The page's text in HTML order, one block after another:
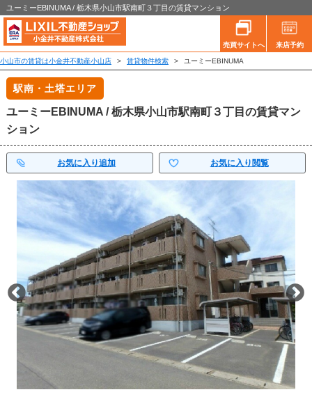
ユーミーEBINUMA / 栃木県小山市駅南町３丁目の賃貸マンション
売買サイトへ 来店予約
小山市の賃貸は小金井不動産小山店 > 賃貸物件検索 > ユーミーEBINUMA
駅南・土塔エリア
ユーミーEBINUMA / 栃木県小山市駅南町３丁目の賃貸マン
ション
お気に入り追加 お気に入り閲覧